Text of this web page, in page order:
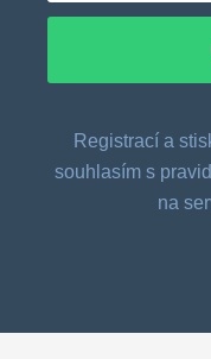
Registrací a
souhlasím s
na